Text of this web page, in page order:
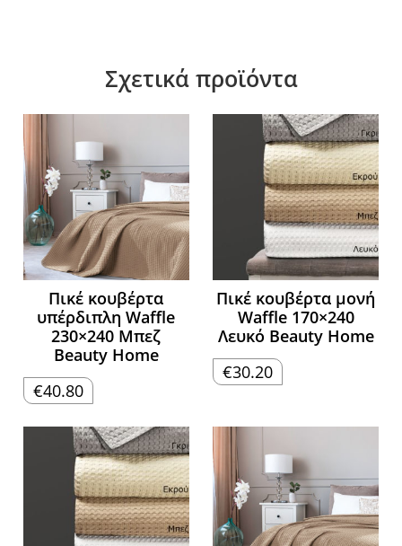
Σχετικά προϊόντα
Πικέ κουβέρτα
υπέρδιπλη Waffle
230×240 Μπεζ
Beauty Home
€40.80
Πικέ κουβέρτα μονή
Waffle 170×240
Λευκό Beauty Home
€30.20